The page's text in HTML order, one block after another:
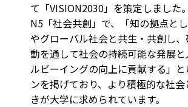
て「VISION2030」を策定しました
N5「社会共創」で、「知の拠点と
やグローバル社会と共生・共創し
動を通して社会の持続可能な発展
ルビーイングの向上に貢献する」と
ンを掲げており、より積極的な社
きが大学に求められています。